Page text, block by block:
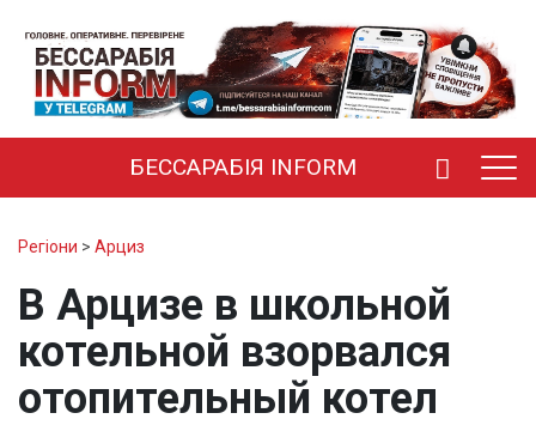
БЕССАРАБІЯ INFORM
Регіони > Арциз
В Арцизе в школьной
котельной взорвался
отопительный котел